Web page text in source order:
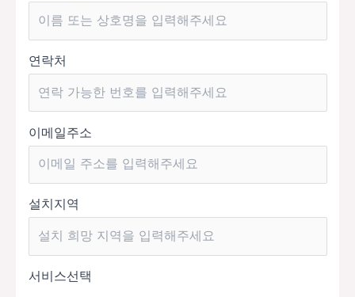
연락처
이메일주소
설치지역
서비스선택